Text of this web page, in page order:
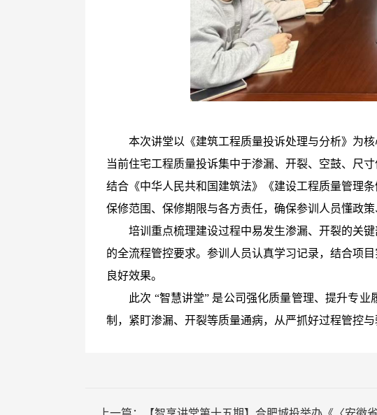
本次讲堂以《建筑工程质量投诉处理与分析》为
当前住宅工程质量投诉集中于渗漏、开裂、空鼓、尺
结合《中华人民共和国建筑法》《建设工程质量管理
保修范围、保修期限与各方责任，确保参训人员懂政策
培训重点梳理建设过程中易发生渗漏、开裂的关
的全流程管控要求。参训人员认真学习记录，结合项
良好效果。
此次 “智慧讲堂” 是公司强化质量管理、提升专业
制，紧盯渗漏、开裂等质量通病，从严抓好过程管控